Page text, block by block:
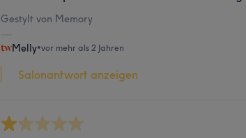
Gestylt von Memory
Melly•vor mehr als 2 Jahren
Salonantwort anzeigen